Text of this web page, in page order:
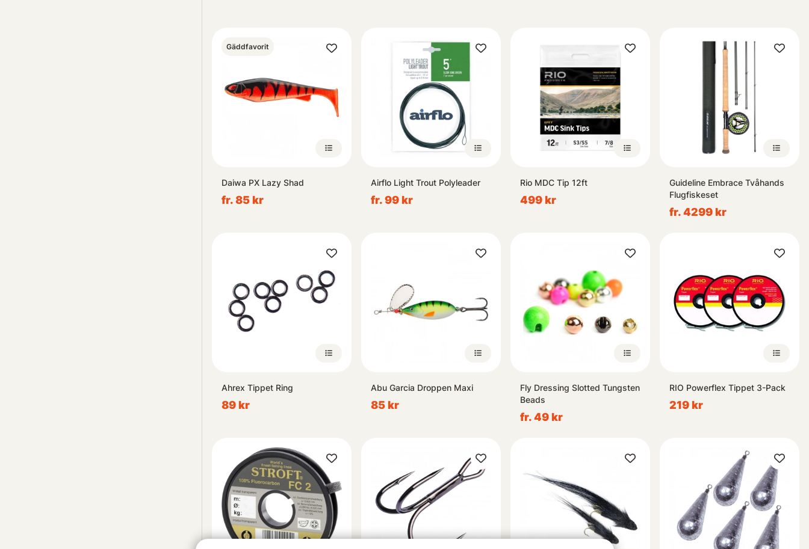
Gäddfavorit
Daiwa PX Lazy Shad
fr. 85 kr
Airflo Light Trout Polyleader
fr. 99 kr
Rio MDC Tip 12ft
499 kr
Guideline Embrace Tvåhands
Flugfiskeset
fr. 4299 kr
Ahrex Tippet Ring
89 kr
Abu Garcia Droppen Maxi
85 kr
Fly Dressing Slotted Tungsten
Beads
fr. 49 kr
RIO Powerflex Tippet 3-Pack
219 kr